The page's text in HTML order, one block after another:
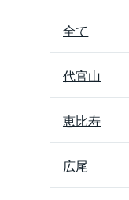
全て
代官山
恵比寿
広尾